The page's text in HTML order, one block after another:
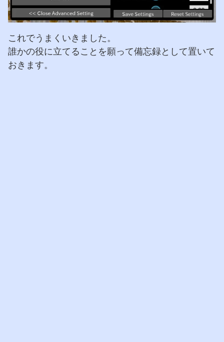
これでうまくいきました。
誰かの役に立てることを願って備忘録として置いて
おきます。